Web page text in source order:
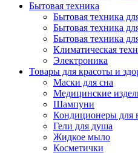
Бытовая техника
Бытовая техника
Бытовая техника
Бытовая техника
Климатическая
Электроника
Товары для красоты и
Маски для сна
Медицинские
Шампуни
Кондиционеры для
Гели для душа
Жидкое мыло
Косметички